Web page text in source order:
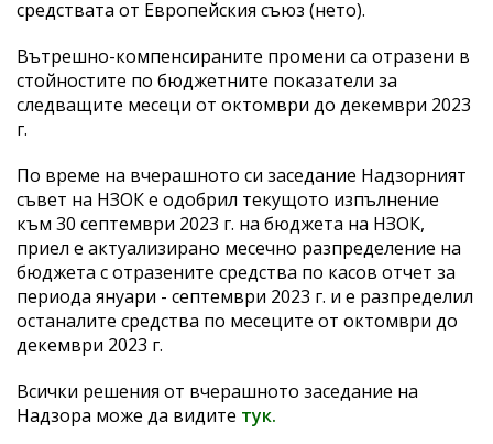
средствата от Европейския съюз (нето).
Вътрешно-компенсираните промени са отразени в
стойностите по бюджетните показатели за
следващите месеци от октомври до декември 2023
г.
По време на вчерашното си заседание Надзорният
съвет на НЗОК е одобрил текущото изпълнение
към 30 септември 2023 г. на бюджета на НЗОК,
приел е актуализирано месечно разпределение на
бюджета с отразените средства по касов отчет за
периода януари - септември 2023 г. и е разпределил
останалите средства по месеците от октомври до
декември 2023 г.
Всички решения от вчерашното заседание на
Надзора може да видите тук.